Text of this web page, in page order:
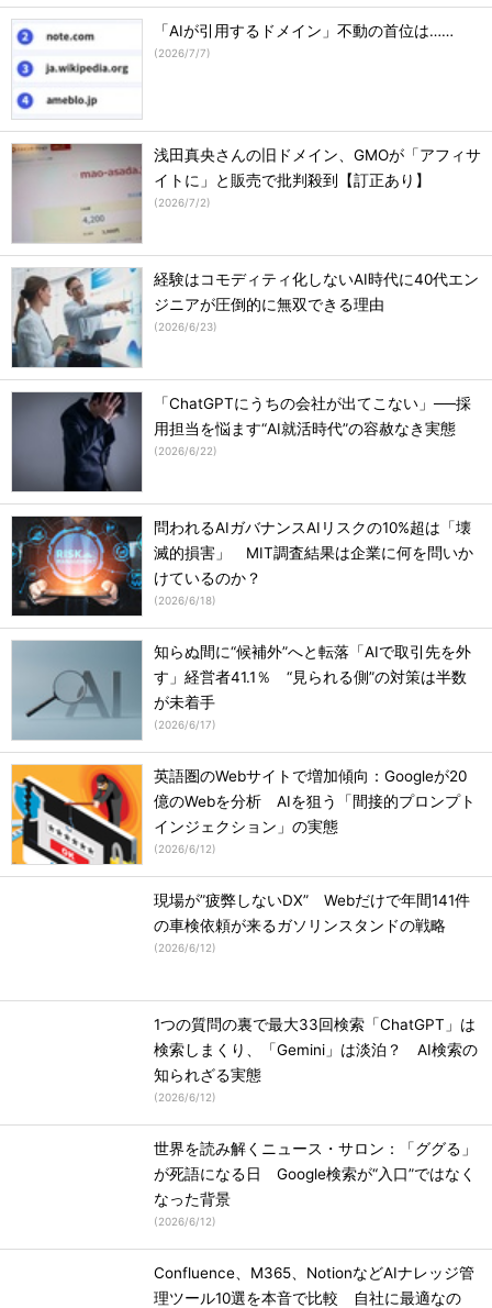
「AIが引用するドメイン」不動の首位は……
(2026/7/7)
浅田真央さんの旧ドメイン、GMOが「アフィサ
イトに」と販売で批判殺到【訂正あり】
(2026/7/2)
経験はコモディティ化しないAI時代に40代エン
ジニアが圧倒的に無双できる理由
(2026/6/23)
「ChatGPTにうちの会社が出てこない」──採
用担当を悩ます“AI就活時代”の容赦なき実態
(2026/6/22)
問われるAIガバナンスAIリスクの10%超は「壊
滅的損害」 MIT調査結果は企業に何を問いか
けているのか？
(2026/6/18)
知らぬ間に“候補外”へと転落「AIで取引先を外
す」経営者41.1％ “見られる側”の対策は半数
が未着手
(2026/6/17)
英語圏のWebサイトで増加傾向：Googleが20
億のWebを分析 AIを狙う「間接的プロンプト
インジェクション」の実態
(2026/6/12)
現場が”疲弊しないDX” Webだけで年間141件
の車検依頼が来るガソリンスタンドの戦略
(2026/6/12)
1つの質問の裏で最大33回検索「ChatGPT」は
検索しまくり、「Gemini」は淡泊？ AI検索の
知られざる実態
(2026/6/12)
世界を読み解くニュース・サロン：「ググる」
が死語になる日 Google検索が“入口”ではなく
なった背景
(2026/6/12)
Confluence、M365、NotionなどAIナレッジ管
理ツール10選を本音で比較 自社に最適なの